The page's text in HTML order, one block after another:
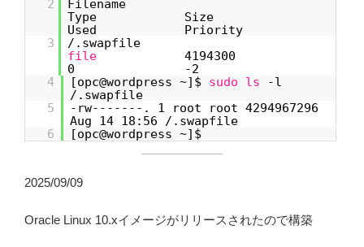
2
Filename
Type Size
Used Priority
3
/.swapfile
file
4194300
0 -2
4
[opc@wordpress ~]$ sudo ls
-l
/.swapfile
5
-rw-------. 1 root root 4294967296
Aug 14 18:56 /.swapfile
6
[opc@wordpress ~]$
2025/09/09
Oracle Linux 10.xイメージがリリースされたので構築